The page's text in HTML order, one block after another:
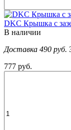
DKC Крышка с
В наличии
Доставка 490 руб.
777 руб.